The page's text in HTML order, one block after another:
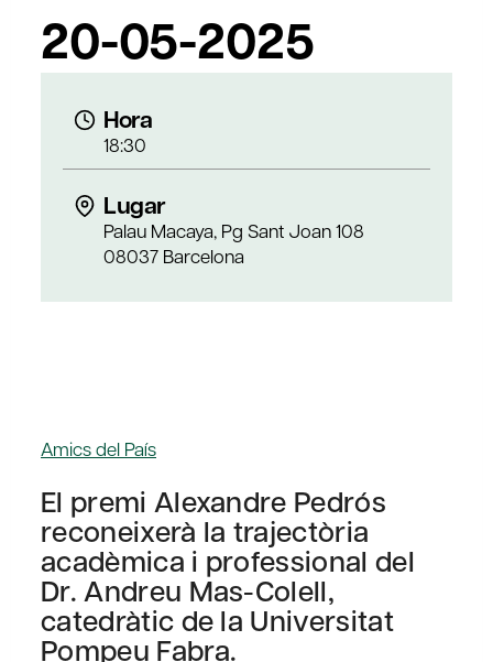
20-05-2025
Hora
18:30
Lugar
Palau Macaya, Pg Sant Joan 108
08037 Barcelona
Amics del País
El premi Alexandre Pedrós
reconeixerà la trajectòria
acadèmica i professional del
Dr. Andreu Mas-Colell,
catedràtic de la Universitat
Pompeu Fabra.